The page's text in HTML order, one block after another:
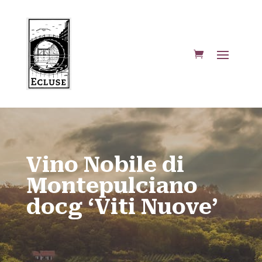
Vino Nobile di
Montepulciano
docg ‘Viti Nuove’